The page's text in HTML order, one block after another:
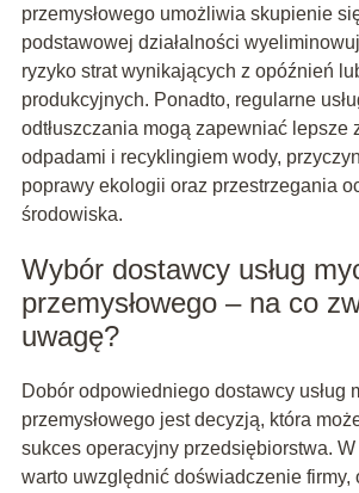
przemysłowego umożliwia skupienie
podstawowej działalności
ryzyko strat wynikających z opóźnień
produkcyjnych. Ponadto, regularne
odtłuszczania mogą zapewniać lepsze
odpadami i recyklingiem wody,
poprawy ekologii oraz przestrzegania
środowiska.
Wybór dostawcy usług
przemysłowego – na co
uwagę?
Dobór odpowiedniego dostawcy usług
przemysłowego jest decyzją, która
sukces operacyjny przedsiębiorstwa.
warto uwzględnić doświadczenie firmy,